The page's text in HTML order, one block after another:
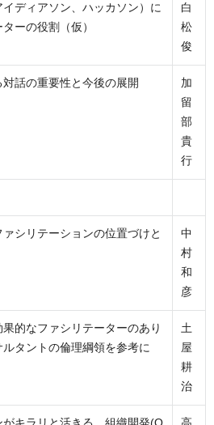
ディアソン、ハッカソン）に
ーの役割（仮）
白
松
俊
話の重要性と今後の展開
加
留
部
貴
行
シリテーションの位置づけと
中
村
和
彦
的なファシリテーターのあり
タントの倫理綱領を参考に
土
屋
耕
治